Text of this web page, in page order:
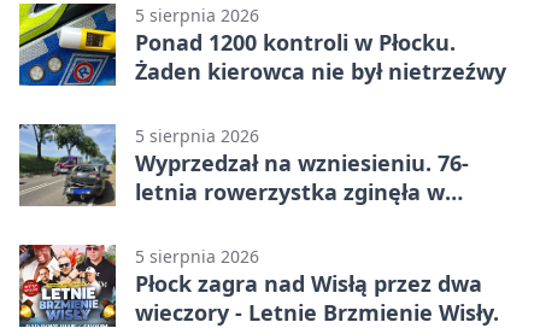
5 sierpnia 2026
Ponad 1200 kontroli w Płocku.
Żaden kierowca nie był nietrzeźwy
5 sierpnia 2026
Wyprzedzał na wzniesieniu. 76-
letnia rowerzystka zginęła w
5 sierpnia 2026
Płock zagra nad Wisłą przez dwa
wieczory - Letnie Brzmienie Wisły.